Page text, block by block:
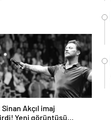
Sinan Akçıl imaj
Yeni görüntüsü